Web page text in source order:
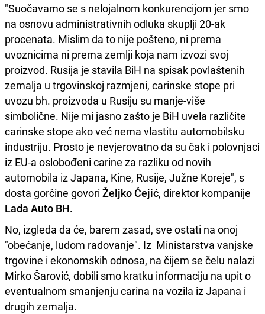
"Suočavamo se s nelojalnom konkurencijom jer smo
na osnovu administrativnih odluka skuplji 20-ak
procenata. Mislim da to nije pošteno, ni prema
uvoznicima ni prema zemlji koja nam izvozi svoj
proizvod. Rusija je stavila BiH na spisak povlaštenih
zemalja u trgovinskoj razmjeni, carinske stope pri
uvozu bh. proizvoda u Rusiju su manje-više
simbolične. Nije mi jasno zašto je BiH uvela različite
carinske stope ako već nema vlastitu automobilsku
industriju. Prosto je nevjerovatno da su čak i polovnjaci
iz EU-a oslobođeni carine za razliku od novih
automobila iz Japana, Kine, Rusije, Južne Koreje", s
dosta gorčine govori Željko Ćejić, direktor kompanije
Lada Auto BH.
No, izgleda da će, barem zasad, sve ostati na onoj
"obećanje, ludom radovanje". Iz Ministarstva vanjske
trgovine i ekonomskih odnosa, na čijem se čelu nalazi
Mirko Šarović, dobili smo kratku informaciju na upit o
eventualnom smanjenju carina na vozila iz Japana i
drugih zemalja.